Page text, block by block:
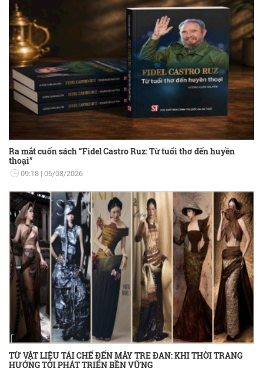
Ra mắt cuốn sách “Fidel Castro Ruz: Từ tuổi thơ đến huyền
thoại”
09:18 06/08/2026
TỪ VẬT LIỆU TÁI CHẾ ĐẾN MÂY TRE ĐAN: KHI THỜI TRANG
HƯỚNG TỚI PHÁT TRIỂN BỀN VỮNG